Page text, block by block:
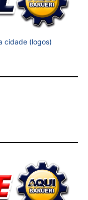
cidade (logos)